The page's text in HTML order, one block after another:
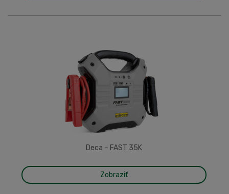
Deca – FAST 35K
Zobraziť